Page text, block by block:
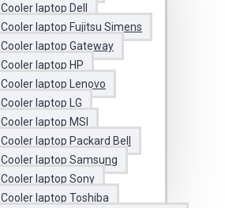
Cooler laptop Dell
Cooler laptop Fujitsu Simens
Cooler laptop Gateway
Cooler laptop HP
Cooler laptop Lenovo
Cooler laptop LG
Cooler laptop MSI
Cooler laptop Packard Bell
Cooler laptop Samsung
Cooler laptop Sony
Cooler laptop Toshiba